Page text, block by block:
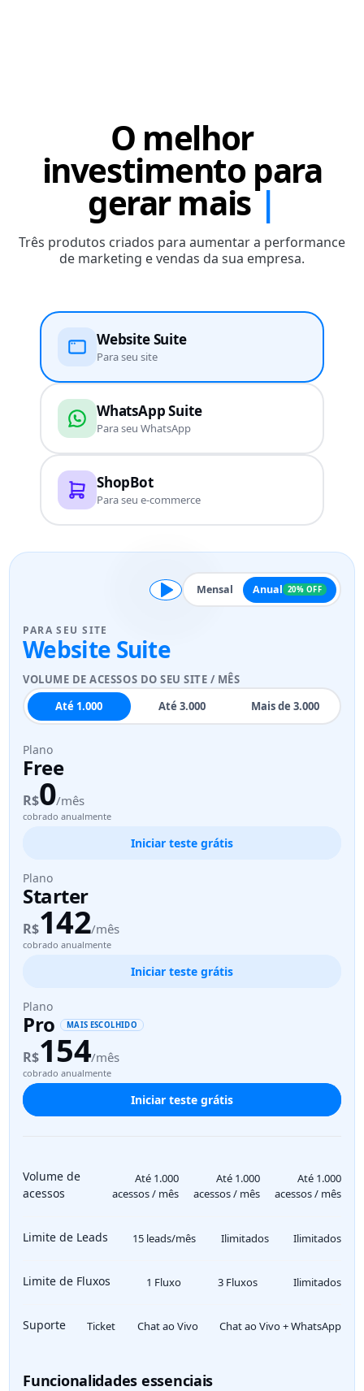
O melhor
investimento para
gerar mais
Três produtos criados para aumentar a performance
de marketing e vendas da sua empresa.
Website Suite
Para seu site
WhatsApp Suite
Para seu WhatsApp
ShopBot
Para seu e-commerce
Mensal Anual 20% OFF
PARA SEU SITE
Website Suite
VOLUME DE ACESSOS DO SEU SITE / MÊS
Até 1.000
Até 3.000 Mais de 3.000
Plano
Free
R$0/mês
cobrado anualmente
Iniciar teste grátis
Plano
Starter
R$142/mês
cobrado anualmente
Iniciar teste grátis
Plano
Pro MAIS ESCOLHIDO
R$154/mês
cobrado anualmente
Iniciar teste grátis
Volume de
acessos
Até 1.000
acessos / mês
Até 1.000
acessos / mês
Até 1.000
acessos / mês
Limite de Leads 15 leads/mês Ilimitados Ilimitados
Limite de Fluxos 1 Fluxo 3 Fluxos Ilimitados
Suporte Ticket Chat ao Vivo Chat ao Vivo + WhatsApp
Funcionalidades essenciais